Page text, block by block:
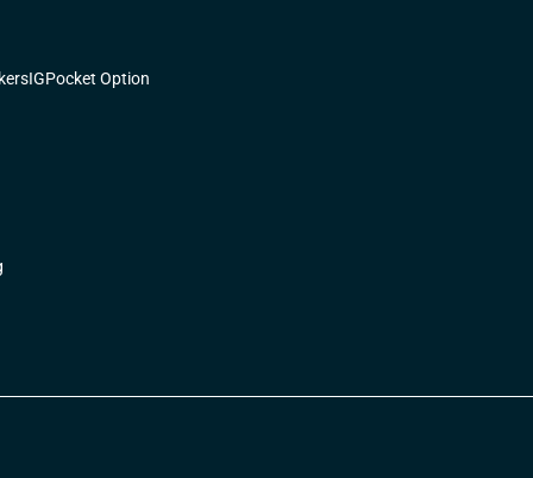
IGPocket Option